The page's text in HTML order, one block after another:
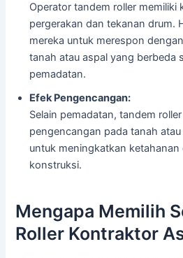
Operator tandem roller memiliki
pergerakan dan tekanan drum.
mereka untuk merespon
tanah atau aspal yang berbeda
pemadatan.
Efek Pengencangan:
Selain pemadatan, tandem
pengencangan pada tanah
untuk meningkatkan
konstruksi.
Mengapa Memilih
Roller Kontraktor